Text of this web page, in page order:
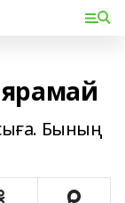
Бының